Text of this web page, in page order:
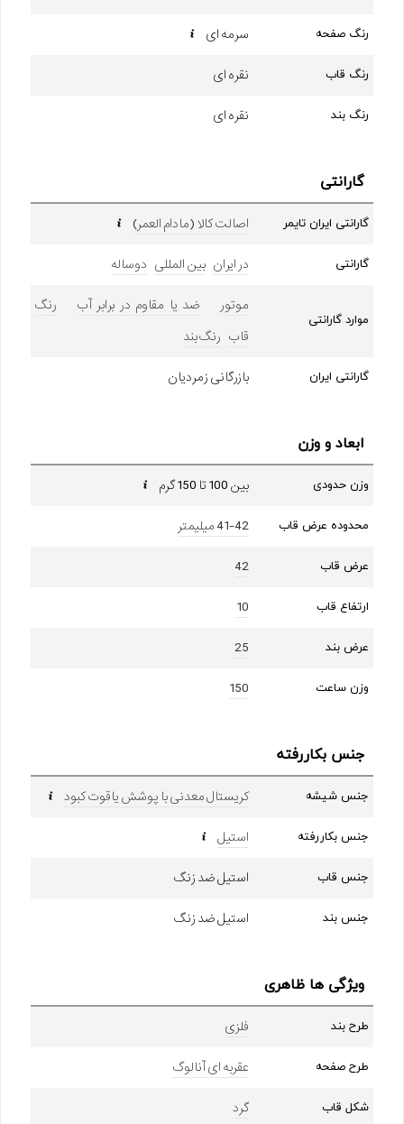
رنگ صفحه سرمه ای
رنگ قاب نقره ای
رنگ بند نقره ای
گارانتی
گارانتی ایران تایمر اصالت کالا (مادام العمر)
گارانتی در ایران بین المللی دوساله
موارد گارانتی
موتور ضد یا مقاوم در برابر آب
رنگ
قاب رنگ بند
گارانتی ایران بازرگانی زمردیان
ابعاد و وزن
وزن حدودی بین 100 تا 150 گرم
محدوده عرض قاب 41-42 میلیمتر
عرض قاب 42
ارتفاع قاب 10
عرض بند 25
وزن ساعت 150
جنس بکاررفته
جنس شیشه کریستال معدنی با پوشش یاقوت کبود
جنس بکاررفته استیل
جنس قاب استیل ضد زنگ
جنس بند استیل ضد زنگ
ویژگی ها ظاهری
طرح بند فلزی
طرح صفحه عقربه ای آنالوگ
شکل قاب گرد